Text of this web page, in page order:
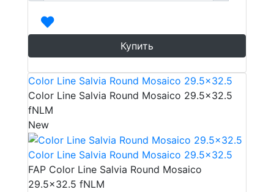
Купить
Color Line Salvia Round Mosaico 29.5x32.5
Color Line Salvia Round Mosaico 29.5x32.5
fNLM
New
Color Line Salvia Round Mosaico 29.5x32.5
FAP Color Line Salvia Round Mosaico
29.5x32.5 fNLM